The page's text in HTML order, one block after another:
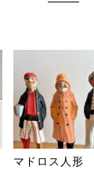
マドロス人形